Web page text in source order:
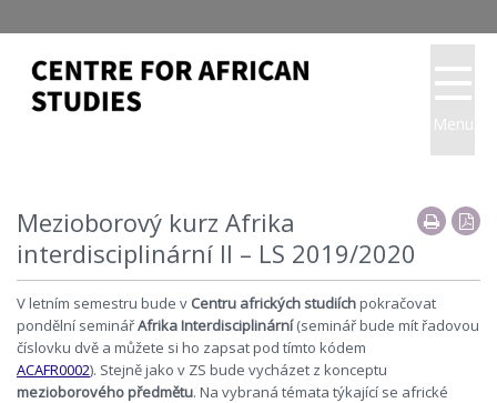
Mezioborový kurz Afrika
interdisciplinární II – LS 2019/2020
V letním semestru bude v Centru afrických studiíchpokračovat
pondělní seminářAfrika Interdisciplinární(seminář bude mít řadovou
číslovku dvě a můžete si ho zapsat pod tímto kódem
ACAFR0002). Stejně jako v ZS bude vycházet z konceptu
mezioborového předmětu. Na vybraná témata týkající se africké
Menu